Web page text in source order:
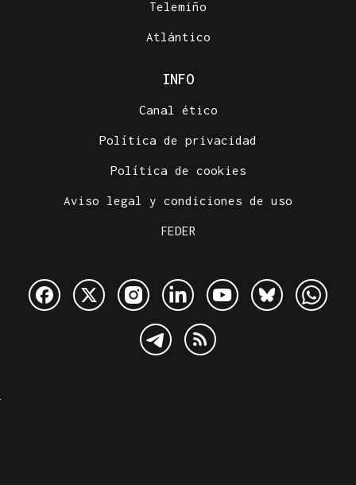
Telemiño
Atlántico
INFO
Canal ético
Política de privacidad
Política de cookies
Aviso legal y condiciones de uso
FEDER